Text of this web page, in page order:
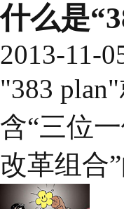
什么是
2013-11-
"383
含“三位
改革组合